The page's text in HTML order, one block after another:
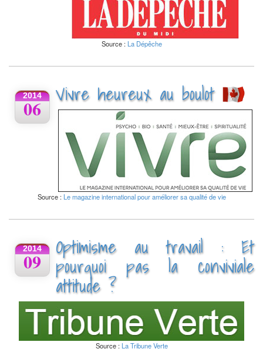
Source : La Dépêche
2014
06
Vivre heureux au boulot
Source : Le magazine international pour améliorer sa qualité de vie
2014
09
Optimisme au travail : Et
pourquoi pas la conviviale
attitude ?
Source : La Tribune Verte